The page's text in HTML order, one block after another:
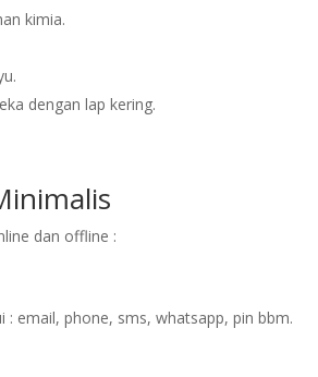
kimia.
dengan lap kering.
dan offline :
email, phone, sms, whatsapp, pin bbm.